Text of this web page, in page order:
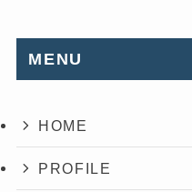
MENU
HOME
PROFILE